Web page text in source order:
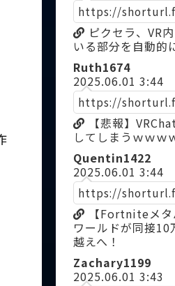
https://
ピクセラ、VR
いる部分を自動的
Ruth1674
2025.06.01 3:44
https://
【悲報】
してしまうｗｗｗ
Quentin1422
2025.06.01 3:44
https://
【Fortniteメタ
ワールドが同接
越えへ！
Zachary1199
2025.06.01 3:43